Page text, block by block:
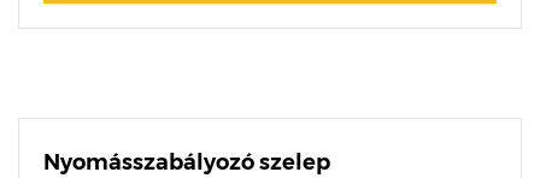
Nyomásszabályozó szelep